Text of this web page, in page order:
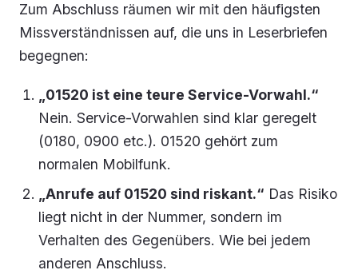
Zum Abschluss räumen wir mit den häufigsten
Missverständnissen auf, die uns in Leserbriefen
begegnen:
„01520 ist eine teure Service-Vorwahl.“
Nein. Service-Vorwahlen sind klar geregelt
(0180, 0900 etc.). 01520 gehört zum
normalen Mobilfunk.
„Anrufe auf 01520 sind riskant.“ Das Risiko
liegt nicht in der Nummer, sondern im
Verhalten des Gegenübers. Wie bei jedem
anderen Anschluss.